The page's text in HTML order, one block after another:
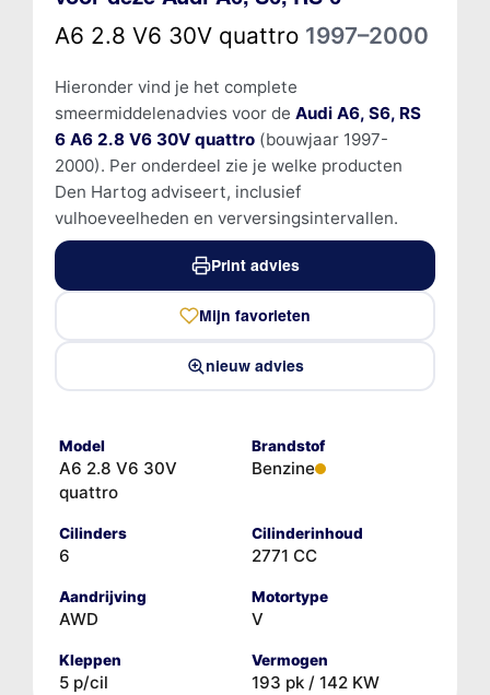
A6 2.8 V6 30V quattro 1997–2000
Hieronder vind je het complete
smeermiddelenadvies voor de Audi A6, S6, RS
6 A6 2.8 V6 30V quattro(bouwjaar 1997-
2000). Per onderdeel zie je welke producten
Den Hartog adviseert, inclusief
vulhoeveelheden en verversingsintervallen.
Print advies
Mijn favorieten
nieuw advies
Model
A6 2.8 V6 30V
quattro
Brandstof
Benzine
Cilinders
6
Cilinderinhoud
2771 CC
Aandrijving
AWD
Motortype
V
Kleppen
5 p/cil
Vermogen
193 pk / 142 KW